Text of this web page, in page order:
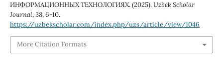
ИНФОРМАЦИОННЫХ ТЕХНОЛОГИЯХ. (2025).Uzbek Scholar
Journal,38, 6-10.
https://uzbekscholar.com/index.php/uzs/article/view/1046
More Citation Formats